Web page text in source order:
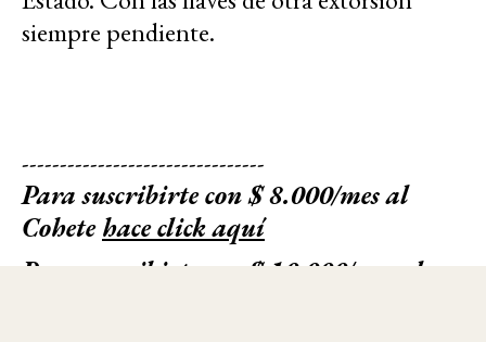
siempre pendiente.
--------------------------------
Para suscribirte con $ 8.000/mes al
Cohetehace click aquí
Para suscribirte con $ 10.000/mes al